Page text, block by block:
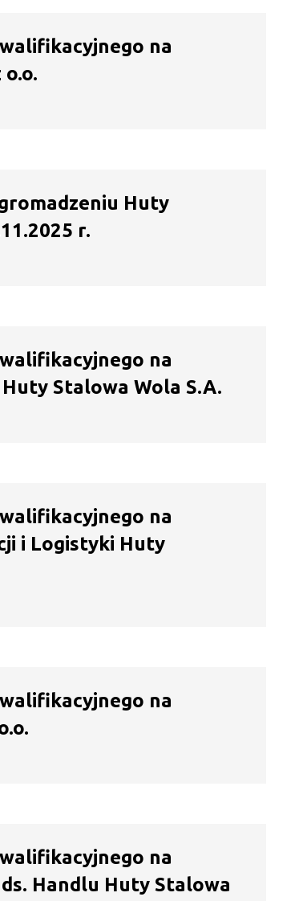
na
Huty
r.
na
Stalowa Wola S.A.
na
i Logistyki Huty
na
na
Handlu Huty Stalowa